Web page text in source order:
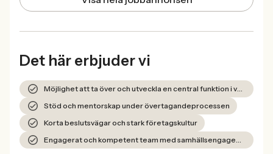
Det här erbjuder vi
Möjlighet att ta över och utveckla en central funktion i verksamheten
Stöd och mentorskap under övertagandeprocessen
Korta beslutsvägar och stark företagskultur
Engagerat och kompetent team med samhällsengagemang